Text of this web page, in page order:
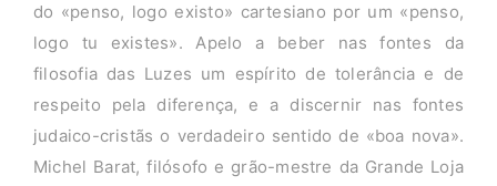
do «penso, logo existo» cartesiano por um «penso,
logo tu existes». Apelo a beber nas fontes da
filosofia das Luzes um espírito de tolerância e de
respeito pela diferença, e a discernir nas fontes
judaico-cristãs o verdadeiro sentido de «boa nova».
Michel Barat, filósofo e grão-mestre da Grande Loja